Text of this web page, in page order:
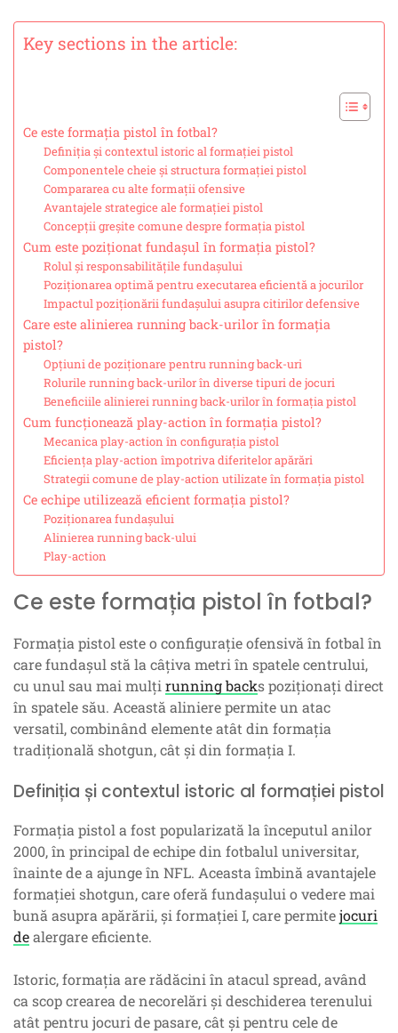
Key sections in the article:
Ce este formația pistol în fotbal?
Definiția și contextul istoric al formației pistol
Componentele cheie și structura formației pistol
Compararea cu alte formații ofensive
Avantajele strategice ale formației pistol
Concepții greșite comune despre formația pistol
Cum este poziționat fundașul în formația pistol?
Rolul și responsabilitățile fundașului
Poziționarea optimă pentru executarea eficientă a jocurilor
Impactul poziționării fundașului asupra citirilor defensive
Care este alinierea running back-urilor în formația
pistol?
Opțiuni de poziționare pentru running back-uri
Rolurile running back-urilor în diverse tipuri de jocuri
Beneficiile alinierei running back-urilor în formația pistol
Cum funcționează play-action în formația pistol?
Mecanica play-action în configurația pistol
Eficiența play-action împotriva diferitelor apărări
Strategii comune de play-action utilizate în formația pistol
Ce echipe utilizează eficient formația pistol?
Poziționarea fundașului
Alinierea running back-ului
Play-action
Ce este formația pistol în fotbal?
Formația pistol este o configurație ofensivă în fotbal în
care fundașul stă la câțiva metri în spatele centrului,
cu unul sau mai mulțirunning backs poziționați direct
în spatele său. Această aliniere permite un atac
versatil, combinând elemente atât din formația
tradițională shotgun, cât și din formația I.
Definiția și contextul istoric al formației pistol
Formația pistol a fost popularizată la începutul anilor
2000, în principal de echipe din fotbalul universitar,
înainte de a ajunge în NFL. Aceasta îmbină avantajele
formației shotgun, care oferă fundașului o vedere mai
bună asupra apărării, și formației I, care permitejocuri
dealergare eficiente.
Istoric, formația are rădăcini în atacul spread, având
ca scop crearea de necorelări și deschiderea terenului
atât pentru jocuri de pasare, cât și pentru cele de